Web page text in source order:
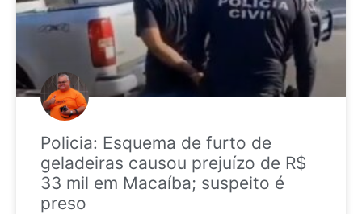
Policia: Esquema de furto de
geladeiras causou prejuízo de R$
33 mil em Macaíba; suspeito é
preso